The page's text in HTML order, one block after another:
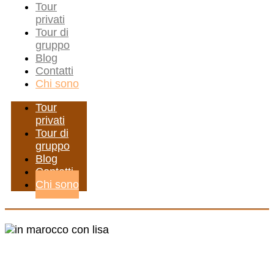
Tour
privati
Tour di
gruppo
Blog
Contatti
Chi sono
Tour
privati
Tour di
gruppo
Blog
Contatti
Chi sono